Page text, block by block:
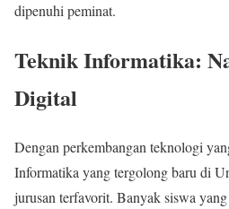
dipenuhi peminat.
Teknik Informatika:
Digital
Dengan perkembangan teknologi
Informatika yang tergolong baru di
jurusan terfavorit. Banyak siswa